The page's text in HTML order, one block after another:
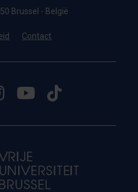
Brussel - België
Contact